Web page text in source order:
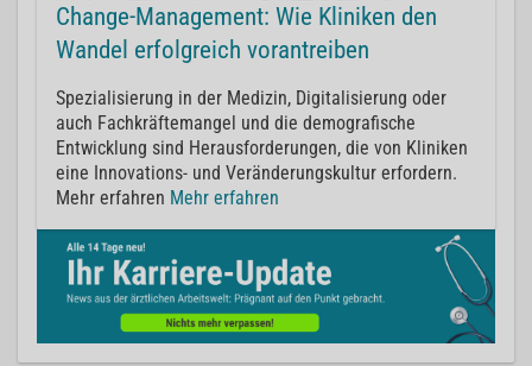
Change-Management: Wie Kliniken den
Wandel erfolgreich vorantreiben
Spezialisierung in der Medizin, Digitalisierung oder
auch Fachkräftemangel und die demografische
Entwicklung sind Herausforderungen, die von Kliniken
eine Innovations- und Veränderungskultur erfordern.
Mehr erfahren Mehr erfahren